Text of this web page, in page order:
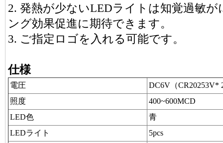
2. 発熱が少ないLEDライトは知覚過敏
ング効果促進に期待できます。
3. ご指定ロゴを入れる可能です。
仕様
電圧
DC6V（CR20253V*
照度
400~600MCD
LED色
青
LEDライト
5pcs